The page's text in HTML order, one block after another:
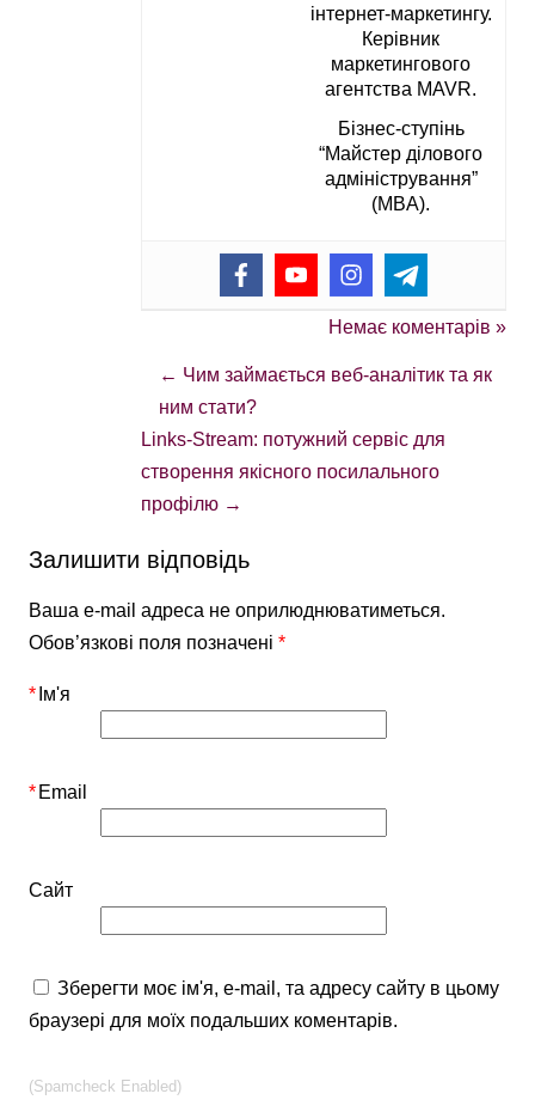
інтернет-маркетингу.
Керівник
маркетингового
агентства MAVR.
Бізнес-ступінь
“Майстер ділового
адміністрування”
(MBA).
Немає коментарів »
← Чим займається веб-аналітик та як
ним стати?
Links-Stream: потужний сервіс для
створення якісного посилального
профілю →
Залишити відповідь
Ваша e-mail адреса не оприлюднюватиметься.
Обов’язкові поля позначені*
Ім'я
*
Email
*
Сайт
Зберегти моє ім'я, e-mail, та адресу сайту в цьому
браузері для моїх подальших коментарів.
(Spamcheck Enabled)